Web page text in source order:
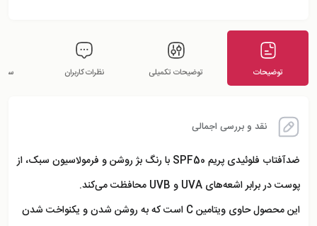
توضیحات توضیحات تکمیلی نظرات کاربران
نقد و بررسی اجمالی
ضدآفتاب فلوئیدی پریم SPF50 با رنگ بژ روشنو فرمولاسیون سبک، از
پوست در برابر اشعه‌های UVA و UVB
محافظت می‌کند.
این محصول حاوی ویتامین C است که بهروشن شدن و یکنواخت شدن